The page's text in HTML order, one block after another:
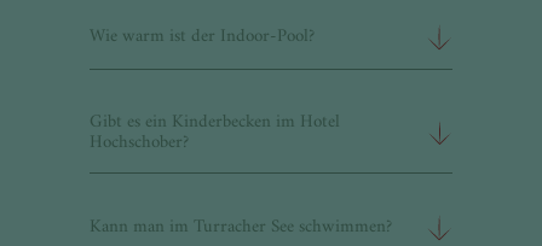
Wie warm ist der Indoor-Pool?
Gibt es ein Kinderbecken im Hotel
Hochschober?
Kann man im Turracher See schwimmen?